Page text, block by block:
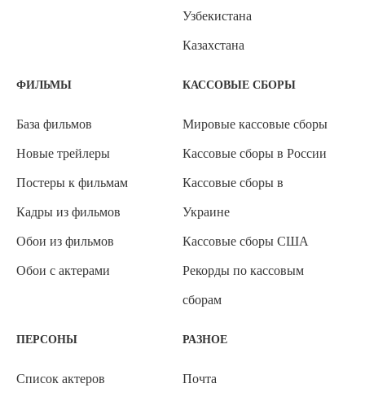
Узбекистана
Казахстана
ФИЛЬМЫ
База фильмов
Новые трейлеры
Постеры к фильмам
Кадры из фильмов
Обои из фильмов
Обои с актерами
КАССОВЫЕ СБОРЫ
Мировые кассовые сборы
Кассовые сборы в России
Кассовые сборы в
Украине
Кассовые сборы США
Рекорды по кассовым
сборам
ПЕРСОНЫ
Список актеров
РАЗНОЕ
Почта